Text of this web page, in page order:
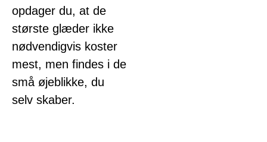
opdager du, at de
største glæder ikke
nødvendigvis koster
mest, men findes i de
små øjeblikke, du
selv skaber.